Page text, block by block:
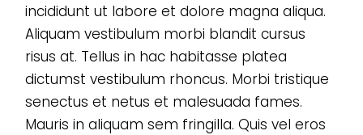
incididunt ut labore et dolore magna aliqua.
Aliquam vestibulum morbi blandit cursus
risus at. Tellus in hac habitasse platea
dictumst vestibulum rhoncus. Morbi tristique
senectus et netus et malesuada fames.
Mauris in aliquam sem fringilla. Quis vel eros